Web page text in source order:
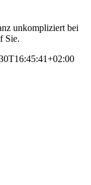
unkompliziert bei
Sie.